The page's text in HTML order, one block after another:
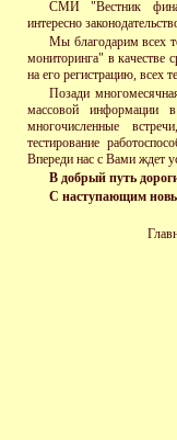
СМИ "Вестник
интересно
Мы благодарим всех
мониторинга" в качестве
на его регистрацию, всех
Позади
массовой информации
многочисленные
тестирование
Впереди нас с Вами ждет
В добрый путь
С наступающим